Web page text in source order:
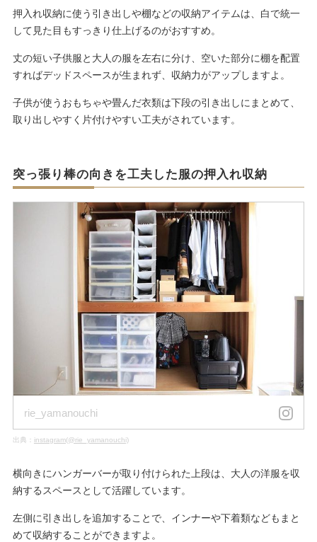
押入れ収納に使う引き出しや棚などの収納アイテムは、白で統一
して見た目もすっきり仕上げるのがおすすめ。
丈の短い子供服と大人の服を左右に分け、空いた部分に棚を配置
すればデッドスペースが生まれず、収納力がアップしますよ。
子供が使うおもちゃや畳んだ衣類は下段の引き出しにまとめて、
取り出しやすく片付けやすい工夫がされています。
突っ張り棒の向きを工夫した服の押入れ収納
rie_yamanouchi
出典： instagram(@rie_yamanouchi)
横向きにハンガーバーが取り付けられた上段は、大人の洋服を収
納するスペースとして活躍しています。
左側に引き出しを追加することで、インナーや下着類などもまと
めて収納することができますよ。